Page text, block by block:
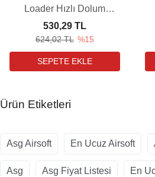
Loader Hızlı Dolum
Aparatı
624,02 TL %15
530,29 TL
Ürün Etiketleri
Asg Airsoft En Ucuz Airsoft
Asg Asg Fiyat Listesi En